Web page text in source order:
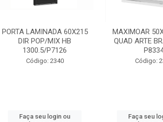
MAXIMOAR 50X50 C/GDE
QUAD ARTE BRANCO HB
P8334
Código: 2395
Faça seu login ou
VENEZIANA
3F C/GDE
VNAG153/
Código:
Faça seu